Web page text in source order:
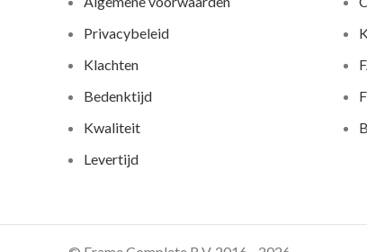
Privacybeleid
Klachten
Bedenktijd
Kwaliteit
Levertijd